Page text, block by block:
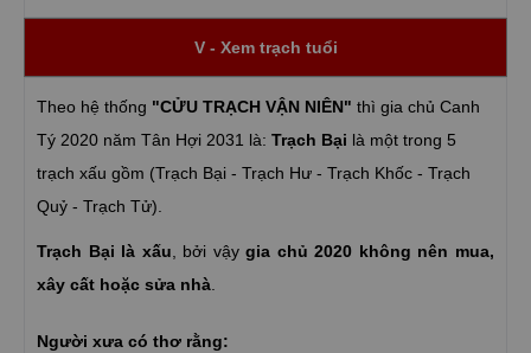
V - Xem trạch tuổi
Theo hệ thống "CỬU TRẠCH VẬN NIÊN" thì gia chủ Canh
Tý 2020 năm Tân Hợi 2031 là: Trạch Bại là một trong 5
trạch xấu gồm (Trạch Bại - Trạch Hư - Trạch Khốc - Trạch
Quỷ - Trạch Tử).
Trạch Bại là xấu , bởi vậygia chủ 2020 không nên mua,
xây cất hoặc sửa nhà
Người xưa có thơ rằng: